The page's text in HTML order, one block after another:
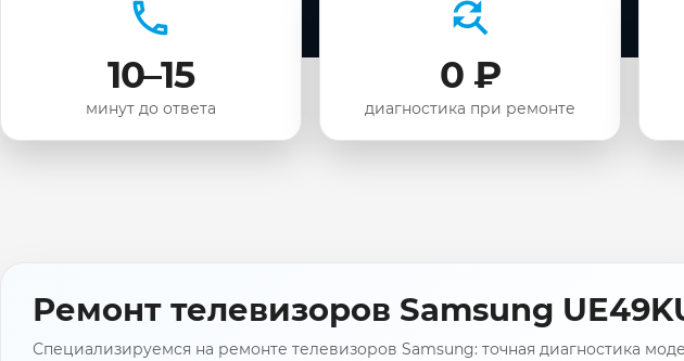
10–15
минут до ответа
0 ₽
диагностика при ремонте
Ремонт телевизоров Samsung
Специализируемся на ремонте телевизоров Samsung: точная диагностика